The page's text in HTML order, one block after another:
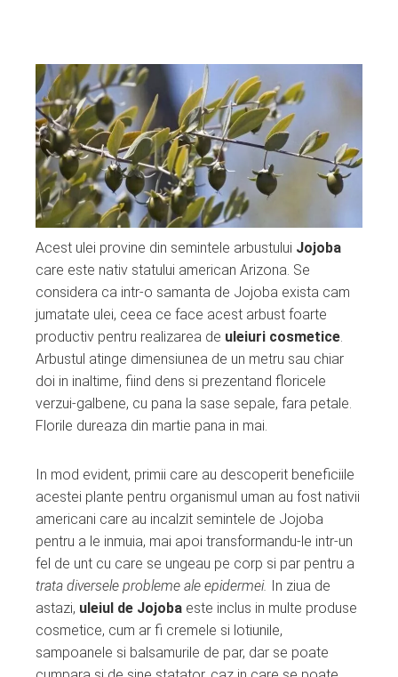
Acest ulei provine din semintele arbustului Jojoba
care este nativ statului american Arizona. Se
considera ca intr-o samanta de Jojoba exista cam
jumatate ulei, ceea ce face acest arbust foarte
productiv pentru realizarea de uleiuri cosmetice.
Arbustul atinge dimensiunea de un metru sau chiar
doi in inaltime, fiind dens si prezentand floricele
verzui-galbene, cu pana la sase sepale, fara petale.
Florile dureaza din martie pana in mai.
In mod evident, primii care au descoperit beneficiile
acestei plante pentru organismul uman au fost nativii
americani care au incalzit semintele de Jojoba
pentru a le inmuia, mai apoi transformandu-le intr-un
fel de unt cu care se ungeau pe corp si par pentru a
trata diversele probleme ale epidermei. In ziua de
astazi, uleiul de Jojoba este inclus in multe produse
cosmetice, cum ar fi cremele si lotiunile,
sampoanele si balsamurile de par, dar se poate